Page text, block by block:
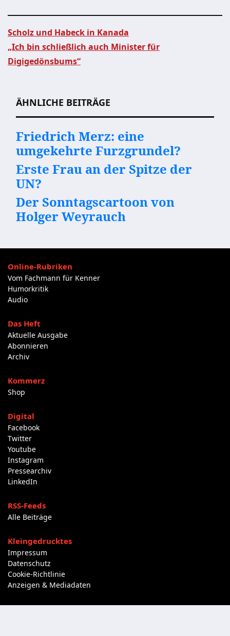
Beitragsnavigation
Scholz und Habeck in Kanada
„Ich bin schließlich auch Minister für
Digigedönsbums“
ÄHNLICHE BEITRÄGE
Friedrich Merz: eine
umgekehrte Furzgrundel?
Erste Frau an der Spitze der
UN?
Der Sonntagscartoon von
Holger Weyrauch
Online-Rubriken
Vom Fachmann für Kenner
Humorkritik
Audio
Das Heft
Aktuelle Ausgabe
Abonnieren
Archiv
Kommerz
Shop
Digital
Facebook
Twitter
Youtube
Instagram
Pressearchiv
LinkedIn
RSS-Feeds
Alle Beiträge
Kleingedrucktes
Impressum
Datenschutz
Cookie-Richtlinie
Anzeigen & Mediadaten